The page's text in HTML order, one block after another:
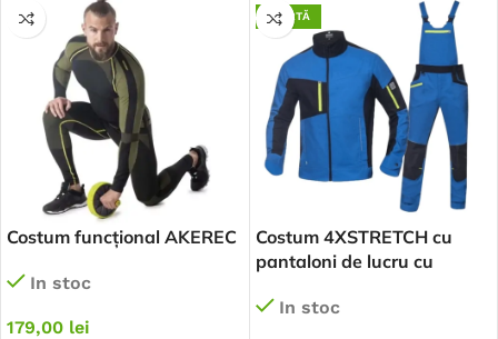
Costum funcțional AKEREC
In stoc
179,00 lei
OFERTĂ
Costum 4XSTRETCH cu
pantaloni de lucru cu
In stoc